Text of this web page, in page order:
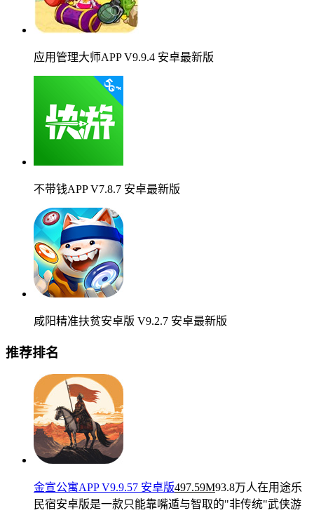
应用管理大师APP V9.9.4 安卓最新版
不带钱APP V7.8.7 安卓最新版
咸阳精准扶贫安卓版 V9.2.7 安卓最新版
推荐排名
金宣公寓APP V9.9.57 安卓版497.59M93.8万人在用途乐
民宿安卓版是一款只能靠嘴遁与智取的"非传统"武侠游